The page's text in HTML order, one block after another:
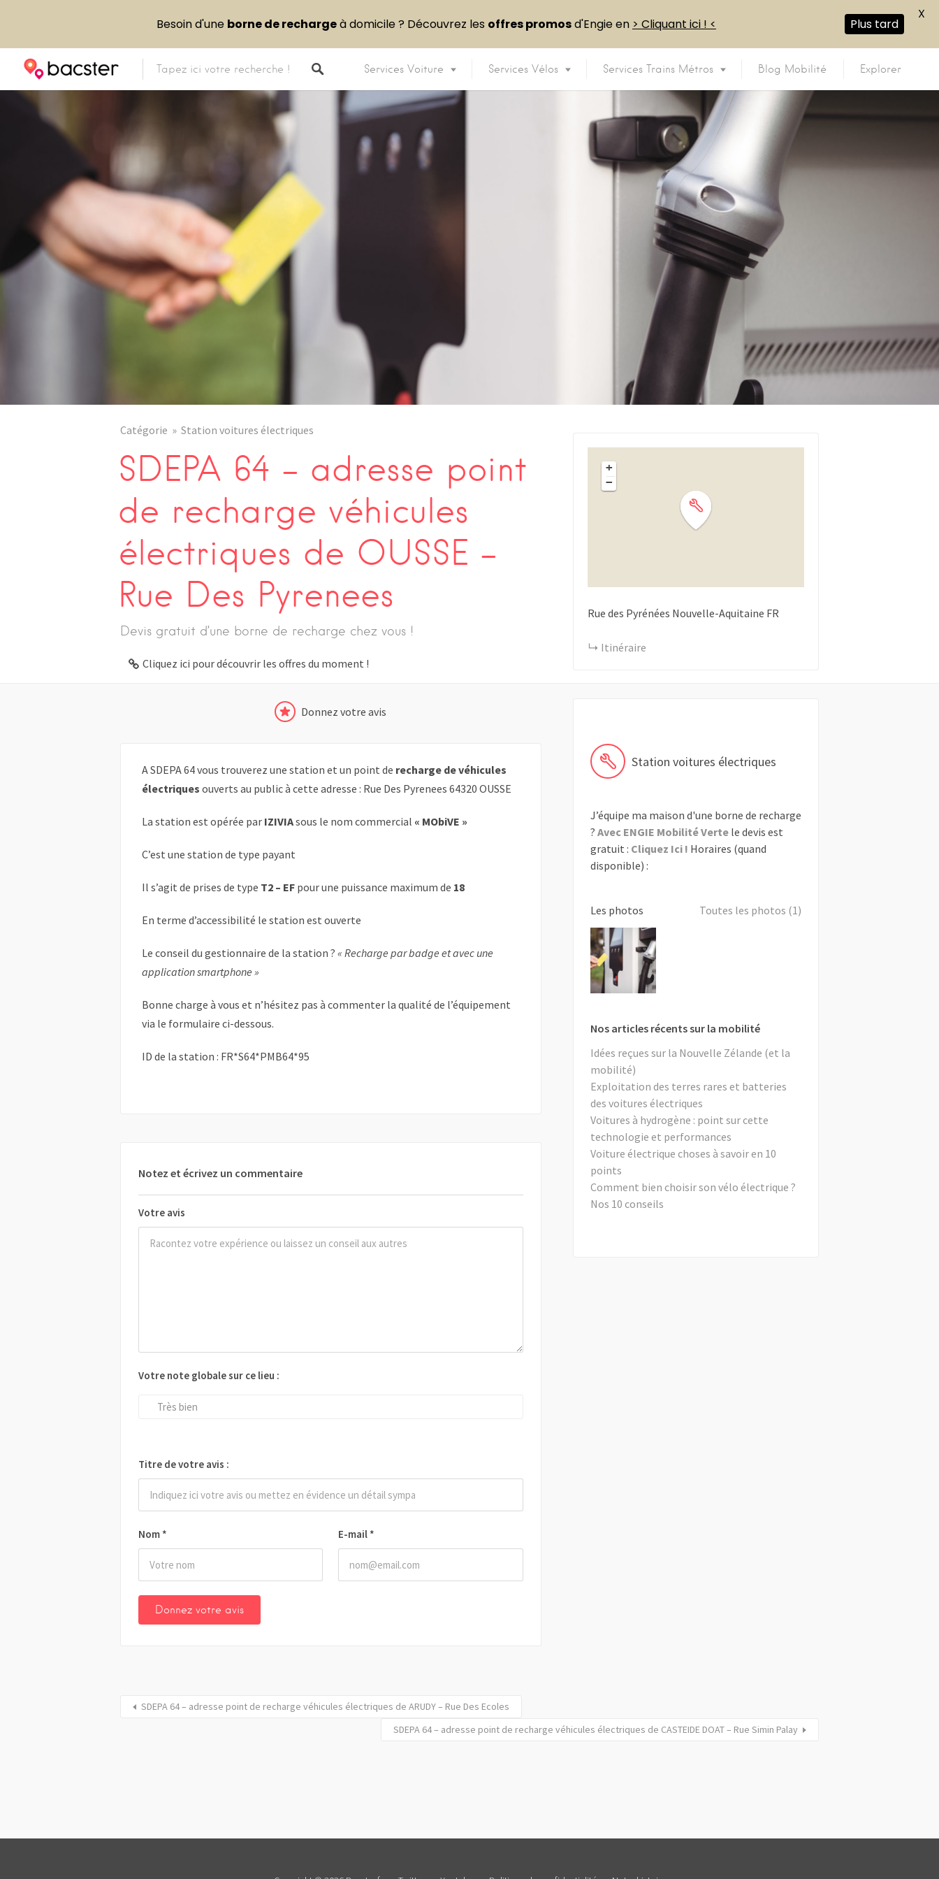
Services Voiture Services Vélos Services Trains Métros Blog Mobilité Explorer
Catégorie Station voitures électriques
SDEPA 64 – adresse point
de recharge véhicules
électriques de OUSSE –
Rue Des Pyrenees
Devis gratuit d’une borne de recharge chez vous !
Cliquez ici pour découvrir les offres du moment !
Donnez votre avis
A SDEPA 64 vous trouverez une station et un point de recharge de véhicules
électriques ouverts au public à cette adresse : Rue Des Pyrenees 64320 OUSSE
La station est opérée par IZIVIAsous le nom commercial « MObiVE »
C’est une station de type payant
Il s’agit de prises de type T2 – EF pour une puissance maximum de 18
En terme d’accessibilité le station est ouverte
Le conseil du gestionnaire de la station ? « Recharge par badge et avec une
application smartphone »
Bonne charge à vous et n’hésitez pas à commenter la qualité de l’équipement
via le formulaire ci-dessous.
ID de la station : FR*S64*PMB64*95
Notez et écrivez un commentaire
Votre avis
Nom * E-mail *
Votre note globale sur ce lieu :
Très bien
Titre de votre avis :
+
−
Rue des Pyrénées Nouvelle-Aquitaine FR
Itinéraire
Station voitures électriques
J’équipe ma maison d'une borne de recharge
? Avec ENGIE Mobilité Vertele devis est
gratuit : Cliquez Ici ! Horaires (quand
disponible) :
Les photos Toutes les photos (1)
Nos articles récents sur la mobilité
Idées reçues sur la Nouvelle Zélande (et la
mobilité)
Exploitation des terres rares et batteries
des voitures électriques
Voitures à hydrogène : point sur cette
technologie et performances
Voiture électrique choses à savoir en 10
points
Comment bien choisir son vélo électrique ?
Nos 10 conseils
SDEPA 64 – adresse point de recharge véhicules électriques de ARUDY – Rue Des Ecoles
SDEPA 64 – adresse point de recharge véhicules électriques de CASTEIDE DOAT – Rue Simin Palay
Besoin d'une borne de rechargeà domicile ? Découvrez les offres promosd'Engie en > Cliquant ici ! < Plus tard
X